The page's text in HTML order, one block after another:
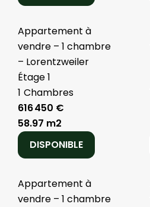
Appartement à
vendre – 1 chambre
– Lorentzweiler
Étage 1
1 Chambres
616 450 €
58.97 m2
DISPONIBLE
Appartement à
vendre – 1 chambre